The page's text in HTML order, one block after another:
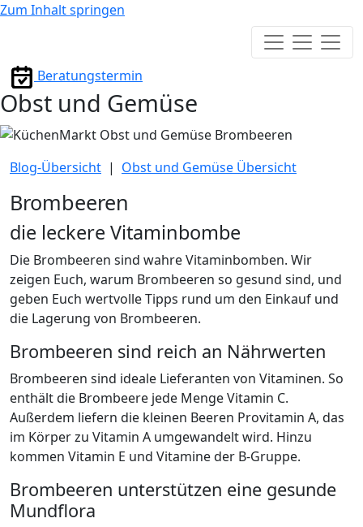
Zum Inhalt springen
Hauptmenü
Beratungstermin
Obst und Gemüse
Blog-Übersicht | Obst und Gemüse Übersicht
Brombeeren
die leckere Vitaminbombe
Die Brombeeren sind wahre Vitaminbomben. Wir
zeigen Euch, warum Brombeeren so gesund sind, und
geben Euch wertvolle Tipps rund um den Einkauf und
die Lagerung von Brombeeren.
Brombeeren sind reich an Nährwerten
Brombeeren sind ideale Lieferanten von Vitaminen. So
enthält die Brombeere jede Menge Vitamin C.
Außerdem liefern die kleinen Beeren Provitamin A, das
im Körper zu Vitamin A umgewandelt wird. Hinzu
kommen Vitamin E und Vitamine der B-Gruppe.
Brombeeren unterstützen eine gesunde
Mundflora